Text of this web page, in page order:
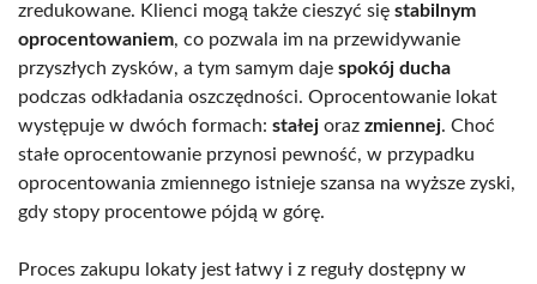
zredukowane. Klienci mogą także cieszyć się stabilnym
oprocentowaniem, co pozwala im na przewidywanie
przyszłych zysków, a tym samym daje spokój ducha
podczas odkładania oszczędności. Oprocentowanie lokat
występuje w dwóch formach: stałej oraz zmiennej. Choć
stałe oprocentowanie przynosi pewność, w przypadku
oprocentowania zmiennego istnieje szansa na wyższe zyski,
gdy stopy procentowe pójdą w górę.
Proces zakupu lokaty jest łatwy i z reguły dostępny w